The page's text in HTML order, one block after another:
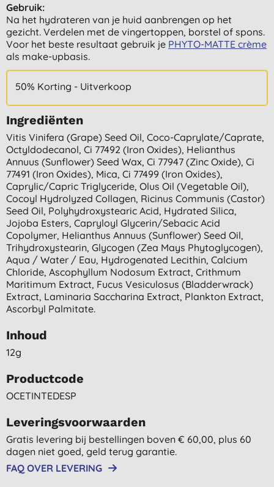
Gebruik:
Na het hydrateren van je huid aanbrengen op het
gezicht. Verdelen met de vingertoppen, borstel of spons.
Voor het beste resultaat gebruik je PHYTO-MATTE crème
als make-upbasis.
50% Korting - Uitverkoop
Ingrediënten
Vitis Vinifera (grape) Seed Oil, Coco-Caprylate/caprate,
Octyldodecanol, Ci 77492 (iron Oxides), Helianthus
Annuus (sunflower) Seed Wax, Ci 77947 (zinc Oxide), Ci
77491 (iron Oxides), Mica, Ci 77499 (iron Oxides),
Caprylic/capric Triglyceride, Olus Oil (vegetable Oil),
Cocoyl Hydrolyzed Collagen, Ricinus Communis (castor)
Seed Oil, Polyhydroxystearic Acid, Hydrated Silica,
Jojoba Esters, Capryloyl Glycerin/sebacic Acid
Copolymer, Helianthus Annuus (sunflower) Seed Oil,
Trihydroxystearin, Glycogen (zea Mays Phytoglycogen),
Aqua / Water / Eau, Hydrogenated Lecithin, Calcium
Chloride, Ascophyllum Nodosum Extract, Crithmum
Maritimum Extract, Fucus Vesiculosus (bladderwrack)
Extract, Laminaria Saccharina Extract, Plankton Extract,
Ascorbyl Palmitate.
Inhoud
12g
Productcode
OCETINTEDESP
Leveringsvoorwaarden
Gratis levering bij bestellingen boven € 60,00, plus 60
dagen niet goed, geld terug garantie.
FAQ OVER LEVERING